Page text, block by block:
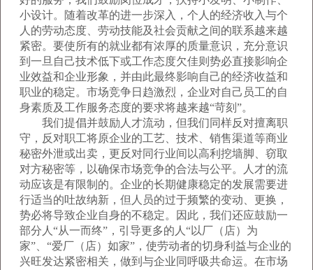
小设计。随着改革的进一步深入，个人的经济收入与个
人的劳动态度、劳动技能及社会贡献之间的联系越来越
紧密。要使所有的就业都有浓厚的质量意识，充分意识
到一旦自己技术低下或工作态度欠佳则势必直接影响企
业效益和企业形象，并由此最终影响自己的经济收益和
职业的稳定。市场竞争日趋激烈，企业对自己员工的自
身素质及工作服务态度的要求将越来越“苛刻”。
我们提倡并鼓励人才流动，但我们同样反对擅离职
守，反对职工将原企业的工艺、技术、销售渠道等商业
秘密外泄或出卖，更反对同行业间以高利挖墙脚、窃取
对方秘密等，以确保市场竞争的合法与公平。人才的流
动应该是有限制的。企业的长期健康稳定的发展需要进
行适当的吐故纳新，但人员的过于频繁的变动、更换，
势必将导致企业自身的不稳定。因此，我们还应鼓励一
部分人“从一而终”，引导更多的人“以厂（店）为
家”、“爱厂（店）如家”，使劳动者的切身利益与企业的
兴旺发达紧密相关，做到与企业同呼吸共命运。在市场